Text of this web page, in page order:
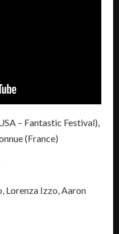
– Fantastic Festival),
(France)
Lorenza Izzo, Aaron